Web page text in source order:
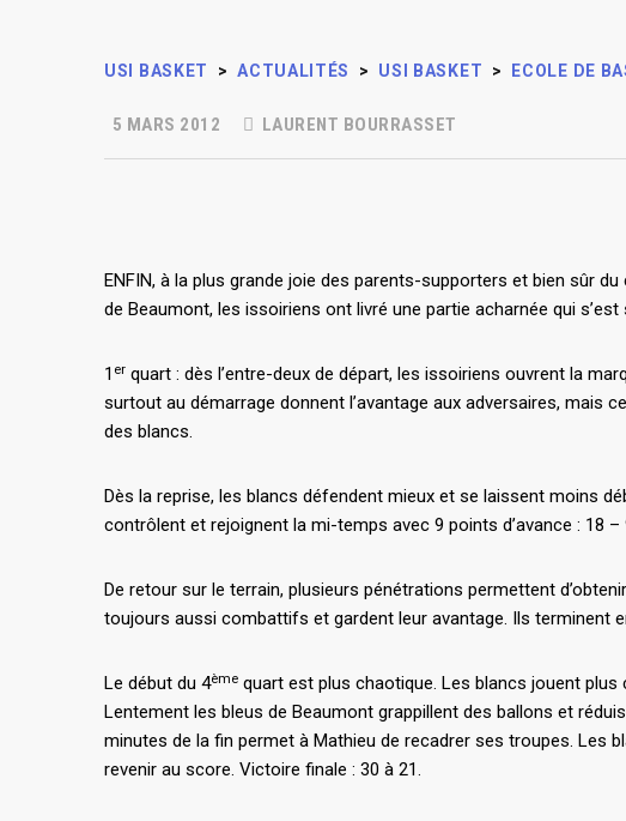
USI BASKET > ACTUALITÉS > USI BASKET > ECOLE DE
5 MARS 2012 LAURENT BOURRASSET
ENFIN, à la plus grande joie des parents-supporters et bien sûr
de Beaumont, les issoiriens ont livré une partie acharnée qui
1 er quart : dès l’entre-deux de départ, les issoiriens ouvrent la
surtout au démarrage donnent l’avantage aux adversaires, mais
des blancs.
Dès la reprise, les blancs défendent mieux et se laissent moins
contrôlent et rejoignent la mi-temps avec 9 points d’avance : 18 –
De retour sur le terrain, plusieurs pénétrations permettent
toujours aussi combattifs et gardent leur avantage. Ils terminent
Le début du 4ème quart est plus chaotique. Les blancs jouent
Lentement les bleus de Beaumont grappillent des ballons et
minutes de la fin permet à Mathieu de recadrer ses troupes. Les
revenir au score. Victoire finale : 30 à 21.